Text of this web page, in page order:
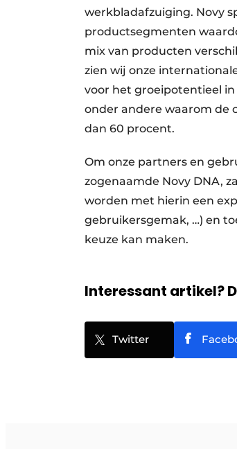
werkbladafzuiging. Novy
productsegmenten
mix van producten
zien wij onze
voor het groeipotentieel
onder andere waarom de
dan 60 procent.
Om onze partners en
zogenaamde Novy DNA,
worden met hierin een
gebruikersgemak, …) en
keuze kan maken.
Interessant artikel?
Twitter